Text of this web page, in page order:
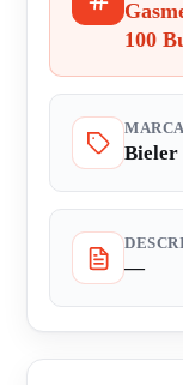
100
MARCA
Bieler
—